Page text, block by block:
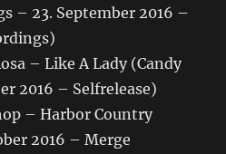
– 23. September 2016 –
– Like A Lady (Candy
2016 – Selfrelease)
– Harbor Country
2016 – Merge